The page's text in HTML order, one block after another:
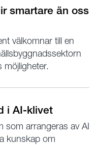
smartare än oss
välkomnar till en
möjligheter.
i AI-klivet
som arrangeras av AI
kunskap om